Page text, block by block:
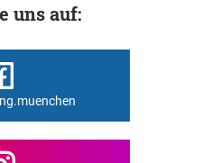
uns auf: